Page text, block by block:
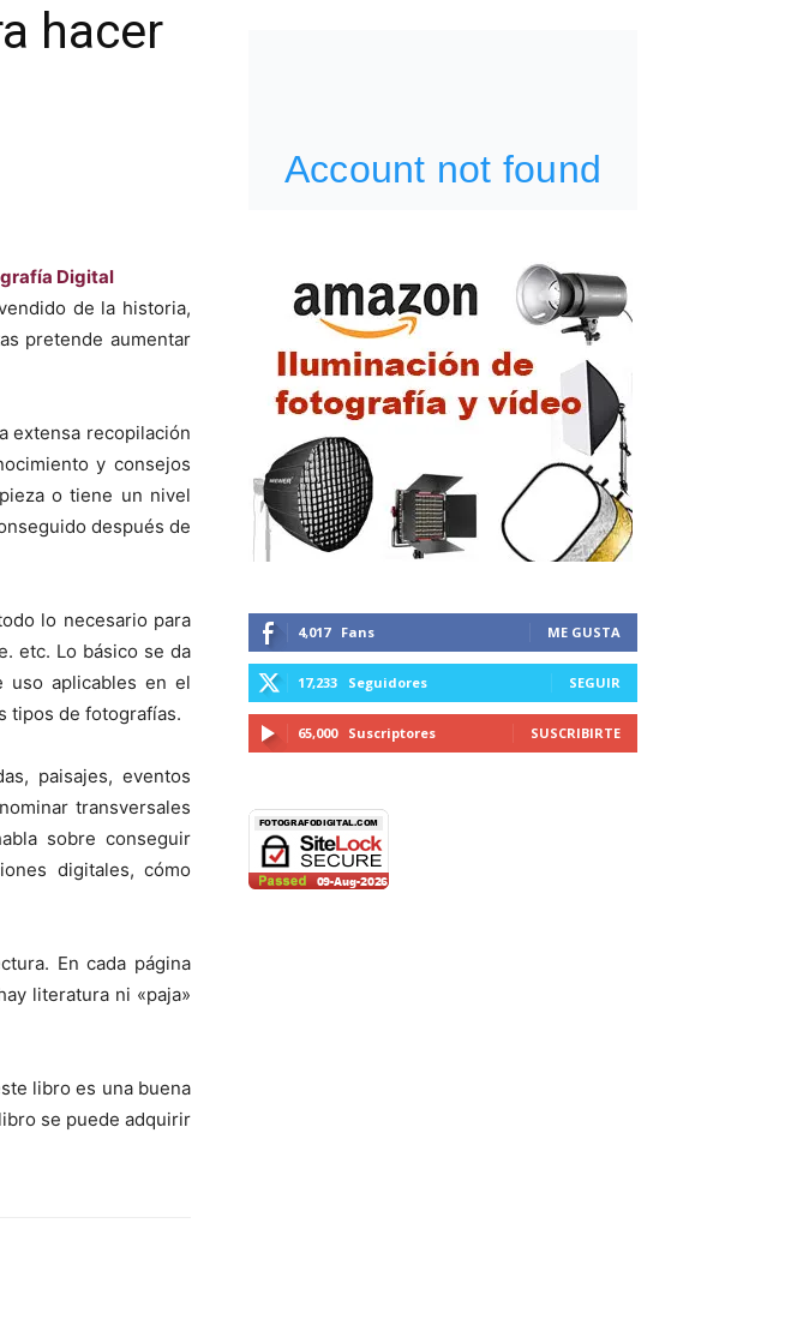
hacer
Digital
de la historia,
pretende aumentar
extensa recopilación
y consejos
o tiene un nivel
después de
lo necesario para
etc. Lo básico se da
uso aplicables en el
tipos de fotografías.
paisajes, eventos
transversales
sobre conseguir
digitales, cómo
En cada página
literatura ni «paja»
libro es una buena
se puede adquirir
4,017 Fans ME GUSTA
17,233 Seguidores SEGUIR
65,000 Suscriptores SUSCRIBIRTE